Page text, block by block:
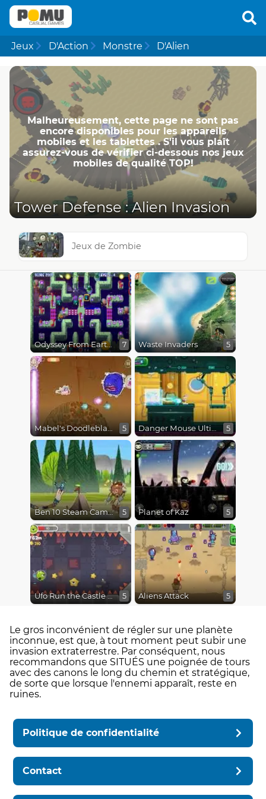
Jeux D'Action Monstre D'Alien
Malheureusement, cette page ne ​​sont pas
encore disponibles pour les appareils
mobiles et les tablettes . S'il vous plaît
assurez-vous de vérifier ci-dessous nos jeux
mobiles de qualité TOP!
Tower Defense : Alien Invasion
Jeux de Zombie
Odyssey From Earth To Space 7 Waste Invaders 5
Mabel's Doodleblaster 5 Danger Mouse Ultimate 5
Ben 10 Steam Camp 5 Planet of Kaz 5
Ufo Run the Castle Tower 5 Aliens Attack 5
Le gros inconvénient de régler sur une planète
inconnue, est que, à tout moment peut subir une
invasion extraterrestre. Par conséquent, nous
recommandons que SITUÉS une poignée de tours
avec des canons le long du chemin et stratégique,
de sorte que lorsque l'ennemi apparaît, reste en
ruines.
Politique de confidentialité
Contact